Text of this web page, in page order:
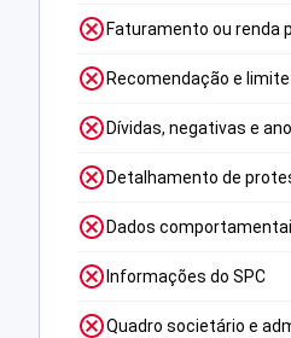
Faturamento ou renda
Recomendação e
Dívidas, negativas e
Detalhamento de
Dados
Informações do SPC
Quadro societário e